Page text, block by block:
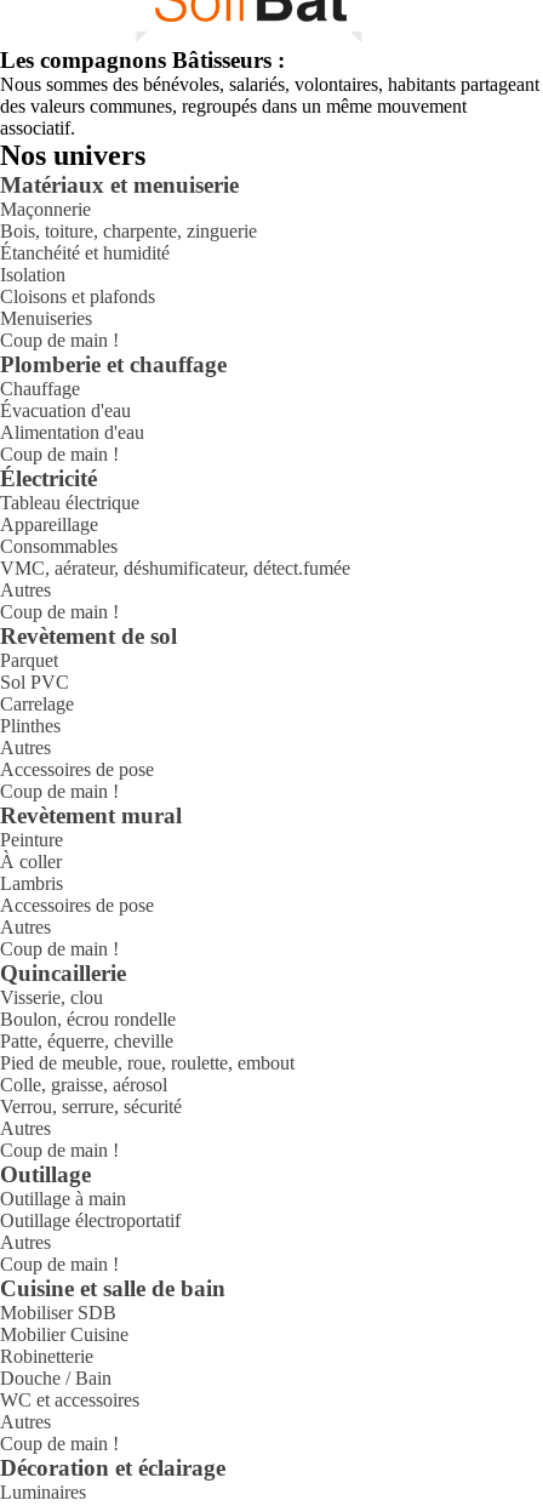
Les compagnons Bâtisseurs :
Nous sommes des bénévoles, salariés, volontaires, habitants partageant
des valeurs communes, regroupés dans un même mouvement
associatif.
Nos univers
Matériaux et menuiserie
Maçonnerie
Bois, toiture, charpente, zinguerie
Étanchéité et humidité
Isolation
Cloisons et plafonds
Menuiseries
Coup de main !
Plomberie et chauffage
Chauffage
Évacuation d'eau
Alimentation d'eau
Coup de main !
Électricité
Tableau électrique
Appareillage
Consommables
VMC, aérateur, déshumificateur, détect.fumée
Autres
Coup de main !
Revètement de sol
Parquet
Sol PVC
Carrelage
Plinthes
Autres
Accessoires de pose
Coup de main !
Revètement mural
Peinture
À coller
Lambris
Accessoires de pose
Autres
Coup de main !
Quincaillerie
Visserie, clou
Boulon, écrou rondelle
Patte, équerre, cheville
Pied de meuble, roue, roulette, embout
Colle, graisse, aérosol
Verrou, serrure, sécurité
Autres
Coup de main !
Outillage
Outillage à main
Outillage électroportatif
Autres
Coup de main !
Cuisine et salle de bain
Mobiliser SDB
Mobilier Cuisine
Robinetterie
Douche / Bain
WC et accessoires
Autres
Coup de main !
Décoration et éclairage
Luminaires